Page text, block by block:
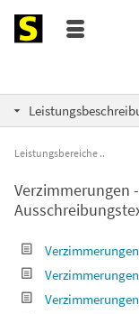
Leistungsbereiche
Verzimmerungen